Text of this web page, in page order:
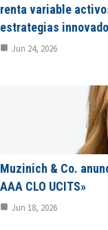
renta variable
estrategias
Jun 24, 2026
Muzinich & Co.
AAA CLO UCITS»
Jun 18, 2026